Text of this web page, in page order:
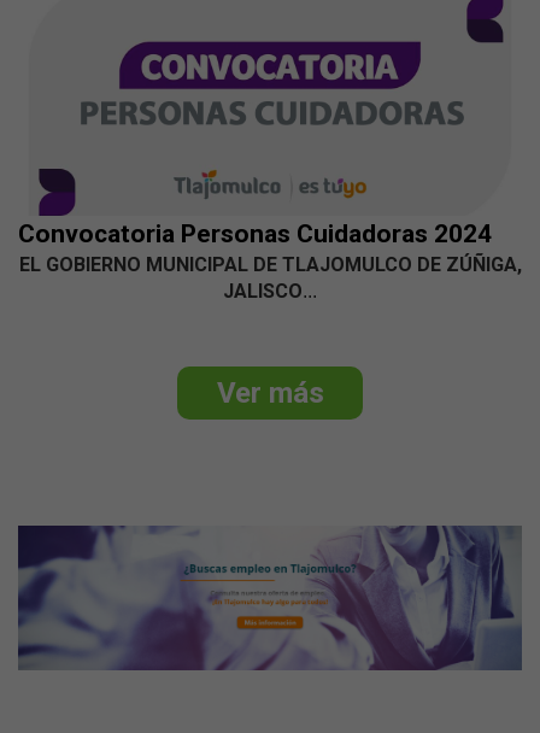
Convocatoria Personas Cuidadoras 2024
EL GOBIERNO MUNICIPAL DE TLAJOMULCO DE ZÚÑIGA,
JALISCO...
Ver más